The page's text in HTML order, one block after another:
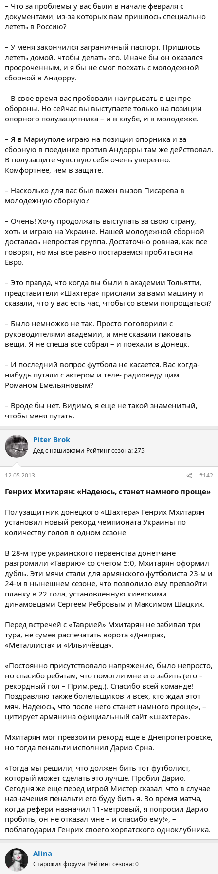
– Что за проблемы у вас были в начале февраля с
документами, из-за которых вам пришлось специально
лететь в Россию?
– У меня закончился заграничный паспорт. Пришлось
лететь домой, чтобы делать его. Иначе бы он оказался
просроченным, и я бы не смог поехать с молодежной
сборной в Андорру.
– В свое время вас пробовали наигрывать в центре
обороны. Но сейчас вы выступаете только на позиции
опорного полузащитника – и в клубе, и в молодежке.
– Я в Мариуполе играю на позиции опорника и за
сборную в поединке против Андорры там же действовал.
В полузащите чувствую себя очень уверенно.
Комфортнее, чем в защите.
– Насколько для вас был важен вызов Писарева в
молодежную сборную?
– Очень! Хочу продолжать выступать за свою страну,
хоть и играю на Украине. Нашей молодежной сборной
досталась непростая группа. Достаточно ровная, как все
говорят, но мы все равно постараемся пробиться на
Евро.
– Это правда, что когда вы были в академии Тольятти,
представители «Шахтера» прислали за вами машину и
сказали, что у вас есть час, чтобы со всеми попрощаться?
– Было немножко не так. Просто поговорили с
руководителями академии, и мне сказали паковать
вещи. Я не спеша все собрал – и поехали в Донецк.
– И последний вопрос футбола не касается. Вас когда-
нибудь путали с актером и теле- радиоведущим
Романом Емельяновым?
– Вроде бы нет. Видимо, я еще не такой знаменитый,
чтобы меня путать.
Piter Brok
Дед с нашивками Рейтинг сезона: 275
12.05.2013 #142
Генрих Мхитарян: «Надеюсь, станет намного проще»
Полузащитник донецкого «Шахтера» Генрих Мхитарян
установил новый рекорд чемпионата Украины по
количеству голов в одном сезоне.
В 28-м туре украинского первенства донетчане
разгромили «Таврию» со счетом 5:0, Мхитарян оформил
дубль. Эти мячи стали для армянского футболиста 23-м и
24-м в нынешнем сезоне, что позволило ему превзойти
планку в 22 гола, установленную киевскими
динамовцами Сергеем Ребровым и Максимом Шацких.
Перед встречей с «Таврией» Мхитарян не забивал три
тура, не сумев распечатать ворота «Днепра»,
«Металлиста» и «Ильичёвца».
«Постоянно присутствовало напряжение, было непросто,
но спасибо ребятам, что помогли мне его забить (его –
рекордный гол – Прим.ред.). Спасибо всей команде!
Поздравляю также болельщиков и всех, кто ждал этот
мяч. Надеюсь, что после него станет намного проще», –
цитирует армянина официальный сайт «Шахтера».
Мхитарян мог превзойти рекорд еще в Днепропетровске,
но тогда пенальти исполнил Дарио Срна.
«Тогда мы решили, что должен бить тот футболист,
который может сделать это лучше. Пробил Дарио.
Сегодня же еще перед игрой Мистер сказал, что в случае
назначения пенальти его буду бить я. Во время матча,
когда рефери назначил 11-метровый, я попросил Дарио
пробить, он не отказал мне – и спасибо ему!», –
поблагодарил Генрих своего хорватского одноклубника.
Alina
Старожил форума Рейтинг сезона: 0